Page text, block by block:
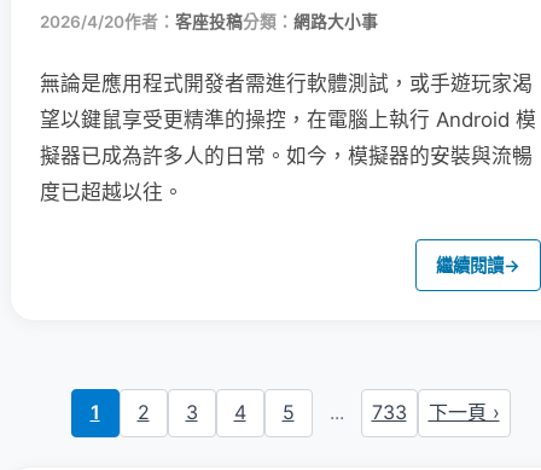
2026/4/20作者： 客座投稿分類： 網路大小事
無論是應用程式開發者需進行軟體測試，或手遊玩家渴
望以鍵鼠享受更精準的操控，在電腦上執行 Android 模
擬器已成為許多人的日常。如今，模擬器的安裝與流暢
度已超越以往。
繼續閱讀→
1 2 3 4 5 ... 733 下一頁 ›